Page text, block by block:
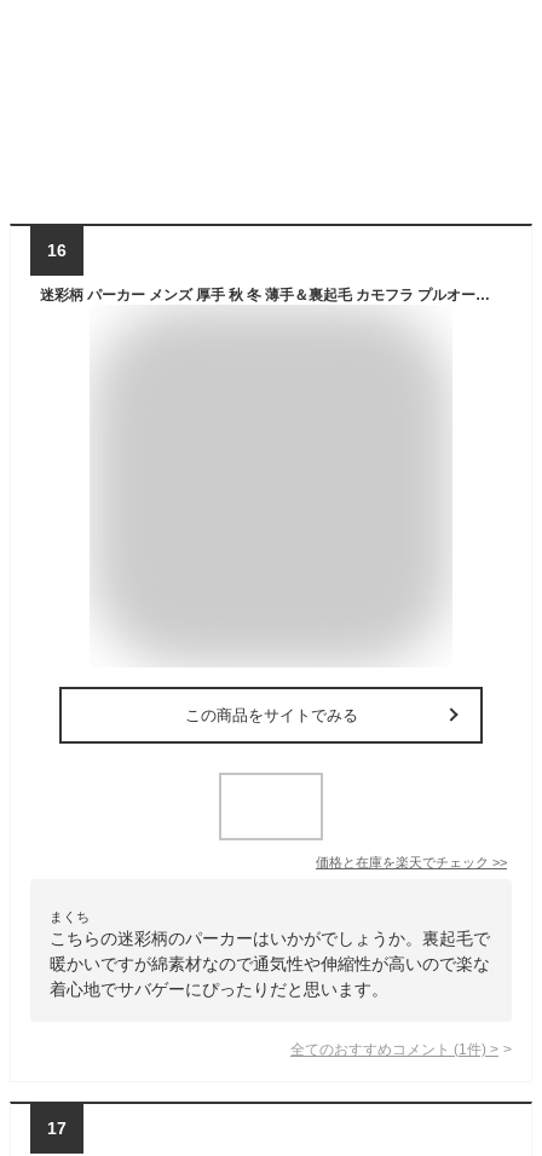
16
迷彩柄 パーカー メンズ 厚手 秋 冬 薄手＆裏起毛 カモフラ プルオーバーパーカー トレーナー 長袖 防寒 トップス カジュアル 綿 コットン フード付き あったか 送料無料
この商品をサイトでみる
価格と在庫を楽天でチェック >>
まくち
こちらの迷彩柄のパーカーはいかがでしょうか。裏起毛で
暖かいですが綿素材なので通気性や伸縮性が高いので楽な
着心地でサバゲーにぴったりだと思います。
全てのおすすめコメント (1 件) >
17